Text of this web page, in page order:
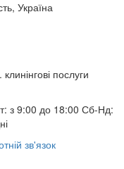
Україна
послуги
з 9:00 до 18:00 Сб-Нд:
зв'язок